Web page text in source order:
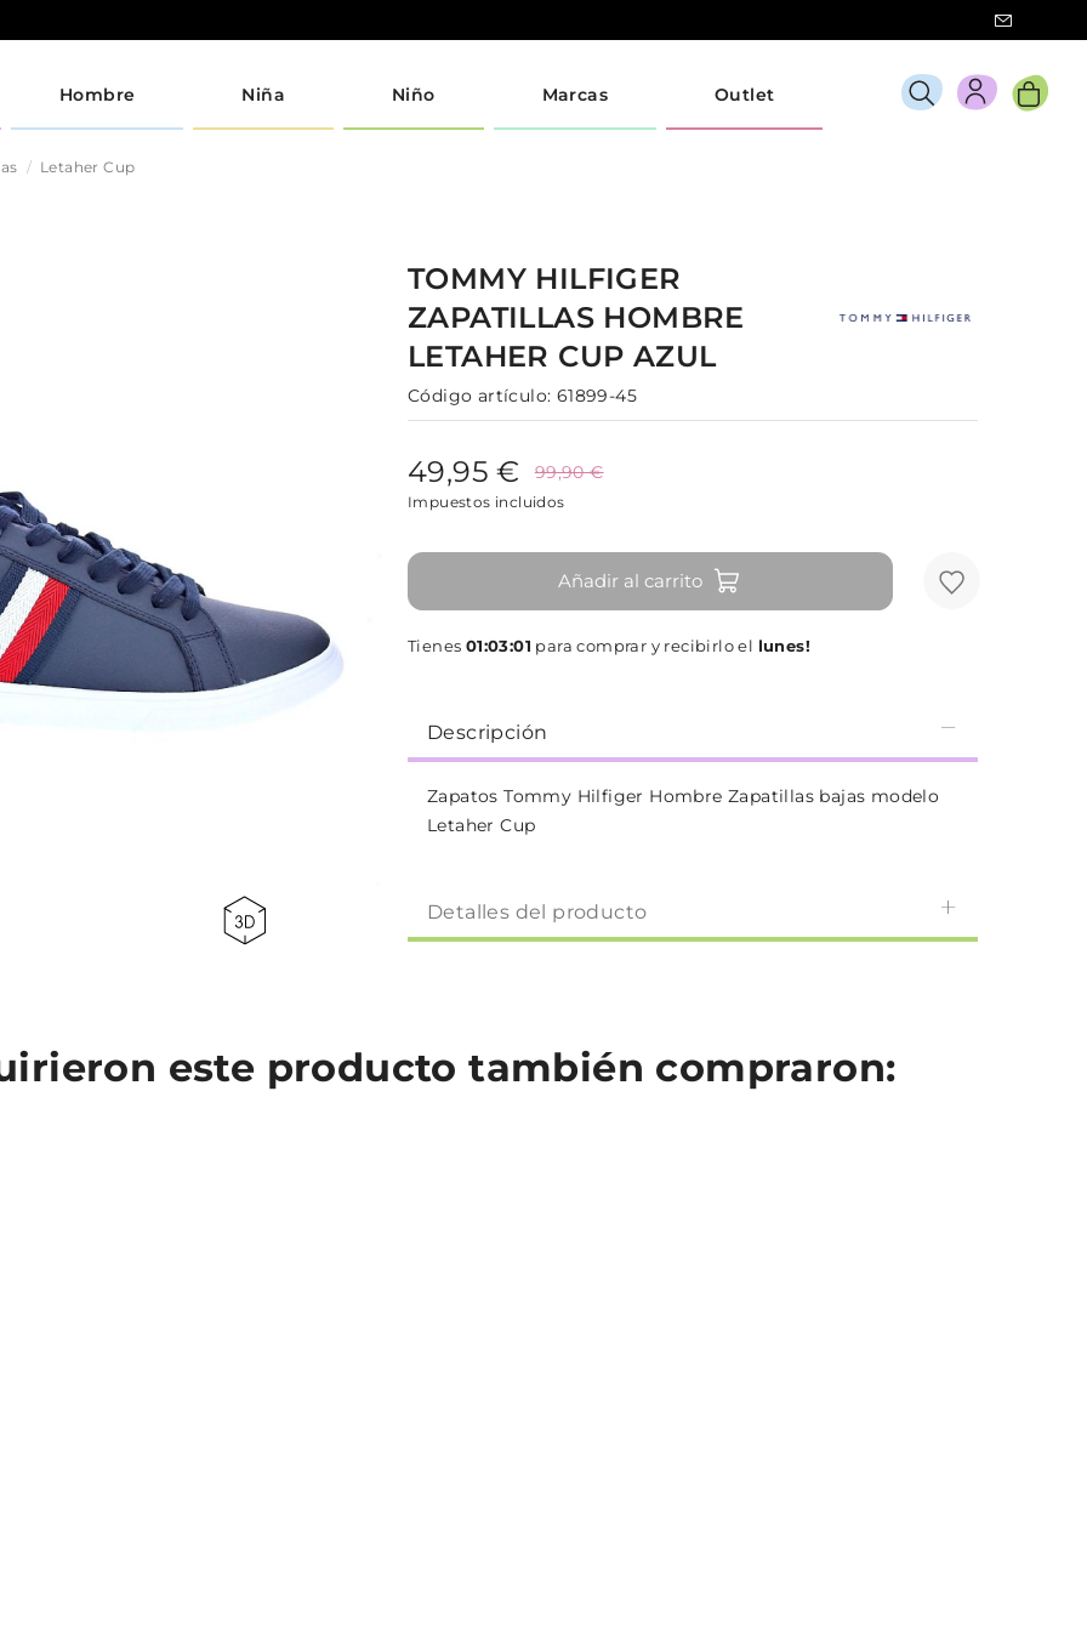
Hombre Niña Niño Marcas Outlet
Letaher Cup
TOMMY HILFIGER
ZAPATILLAS HOMBRE
LETAHER CUP AZUL
Código artículo: 61899-45
49,95 € 99,90 €
Impuestos incluidos
Añadir al carrito
Tienes 01:03:01 para comprar y recibirlo el lunes!
Descripción
Zapatos Tommy Hilfiger Hombre Zapatillas bajas modelo
Letaher Cup
Detalles del producto
este producto también compraron: